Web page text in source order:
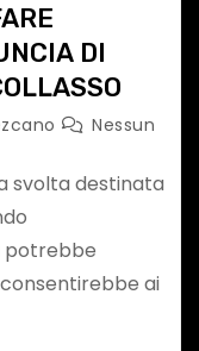
DI
Nessun
svolta destinata
potrebbe
ai